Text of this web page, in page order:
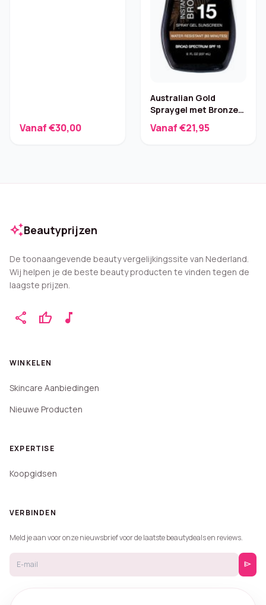
Vanaf €30,00
Australian Gold
Spraygel met Bronzer
SPF 15 – 237 ml
Vanaf €21,95
auto_awesomeBeautyprijzen
De toonaangevende beauty vergelijkingssite van Nederland.
Wij helpen je de beste beauty producten te vinden tegen de
laagste prijzen.
share thumb_up music_note
WINKELEN
Skincare Aanbiedingen
Nieuwe Producten
EXPERTISE
Koopgidsen
VERBINDEN
Meld je aan voor onze nieuwsbrief voor de laatste beautydeals en reviews.
send